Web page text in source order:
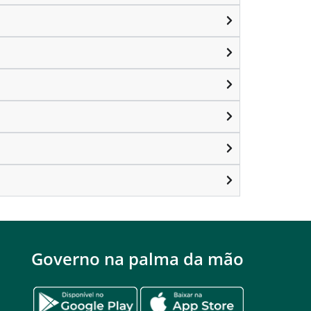
Governo na palma da mão